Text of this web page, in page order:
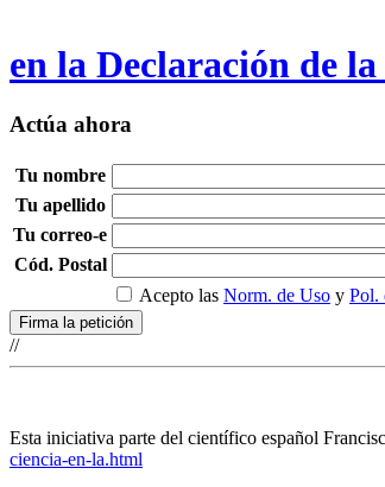
en la Declaración de
Actúa ahora
Tu nombre
Tu apellido
Tu correo-e
Cód. Postal
Acepto las Norm. de Uso y Pol.
//
Esta iniciativa parte del científico español
ciencia-en-la.html